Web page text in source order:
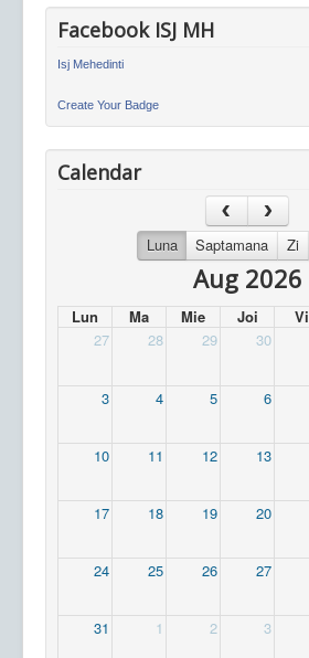
Facebook ISJ MH
Isj Mehedinti
Create Your Badge
Calendar
Luna Saptamana Zi
Aug 2026
Lun Ma Mie Joi Vi
27
28 29 30
3 4 5 6
10 11 12 13
17 18 19 20
24 25 26 27
31 1 2 3